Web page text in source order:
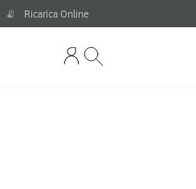
Ricarica Online